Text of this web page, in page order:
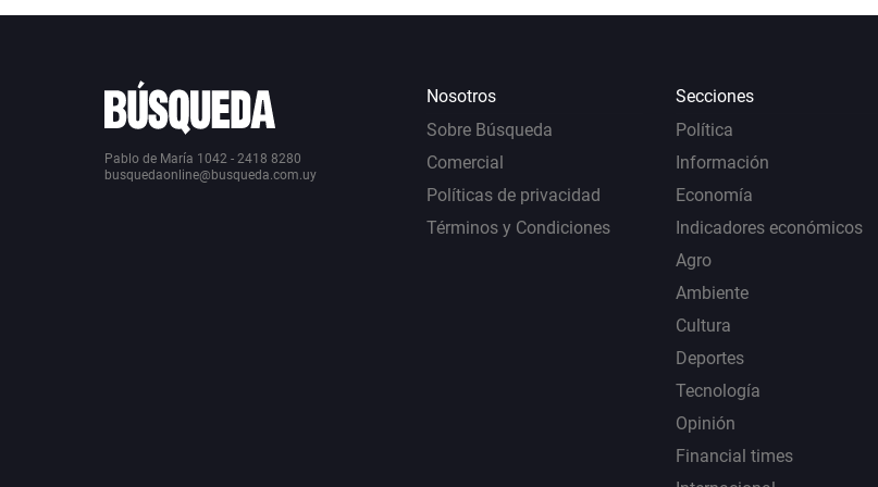
Pablo de María 1042 - 2418 8280
busquedaonline@busqueda.com.uy
Nosotros
Sobre Búsqueda
Comercial
Políticas de privacidad
Términos y Condiciones
Secciones
Política
Información
Economía
Indicadores económicos
Agro
Ambiente
Cultura
Deportes
Tecnología
Opinión
Financial times